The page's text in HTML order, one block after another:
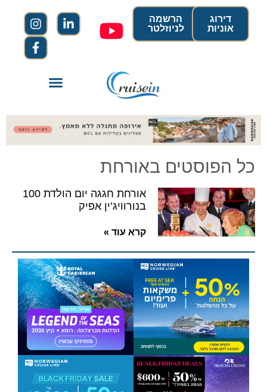
הרשמה
לניוזלטר
דירוג
אוניות
כל הפוסטים באורחת
אורחת חגגה יום הולדת 100
בנורוויג’ין אפיק
קרא עוד »